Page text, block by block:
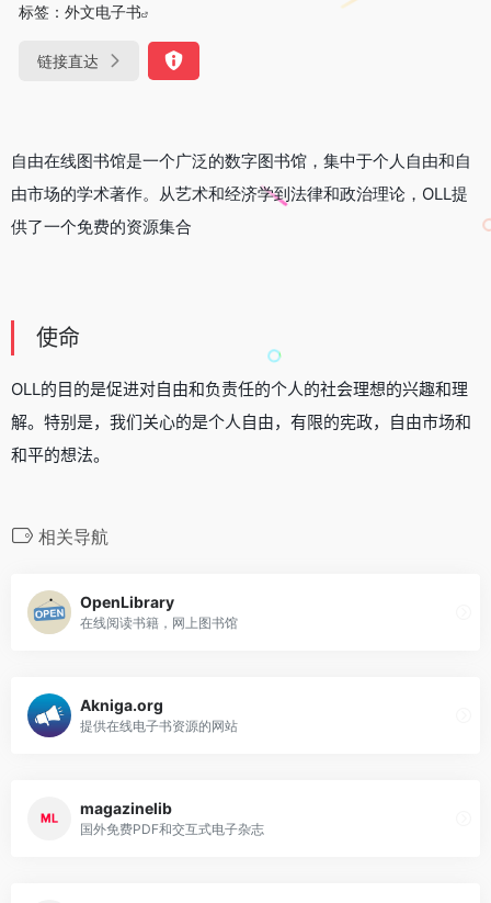
标签： 外文电子书
链接直达
自由在线图书馆是一个广泛的数字图书馆，集中于个人自由和自
由市场的学术著作。从艺术和经济学到法律和政治理论，OLL提
供了一个免费的资源集合
使命
OLL的目的是促进对自由和负责任的个人的社会理想的兴趣和理
解。特别是，我们关心的是个人自由，有限的宪政，自由市场和
和平的想法。
相关导航
OpenLibrary
在线阅读书籍，网上图书馆
Akniga.org
提供在线电子书资源的网站
magazinelib
国外免费PDF和交互式电子杂志